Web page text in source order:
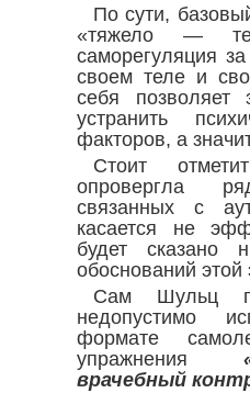
По сути,
«тяжело —
саморегуляция
своем теле и
себя позволяет
устранить
факторов, а
Стоит
опровергла
связанных с
касается не
будет сказано
обоснований
Сам Шульц
недопустимо
формате
упражнения
врачебный